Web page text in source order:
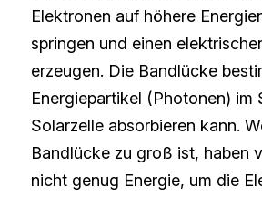
Elektronen auf höhere
springen und einen
erzeugen. Die Bandlücke
Energiepartikel (Photonen) im
Solarzelle absorbieren kann.
Bandlücke zu groß ist, haben
nicht genug Energie, um die